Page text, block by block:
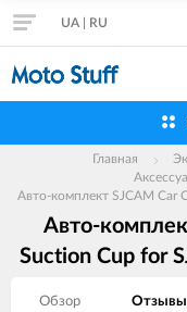
UA RU
Главная
Авто-комплект SJCAM Car
Авто-
Suction Cup for
Обзор Отзывы